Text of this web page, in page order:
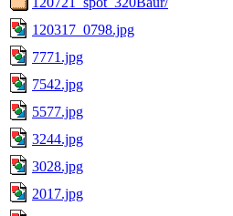
120317_0798.jpg
7771.jpg
7542.jpg
5577.jpg
3244.jpg
3028.jpg
2017.jpg